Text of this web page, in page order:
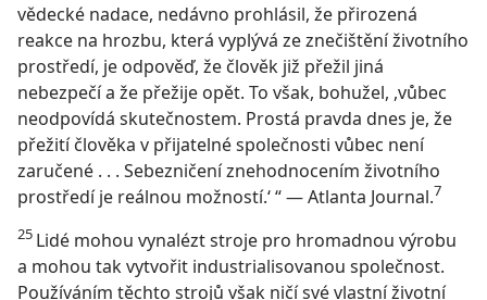
vědecké nadace, nedávno prohlásil, že přirozená
reakce na hrozbu, která vyplývá ze znečištění životního
prostředí, je odpověď, že člověk již přežil jiná
nebezpečí a že přežije opět. To však, bohužel, ,vůbec
neodpovídá skutečnostem. Prostá pravda dnes je, že
přežití člověka v přijatelné společnosti vůbec není
zaručené . . . Sebezničení znehodnocením životního
prostředí je reálnou možností.‘ “ — Atlanta Journal.7
25 Lidé mohou vynalézt stroje pro hromadnou výrobu
a mohou tak vytvořit industrialisovanou společnost.
Používáním těchto strojů však ničí své vlastní životní